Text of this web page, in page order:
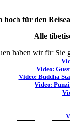
hoch für den
Alle
haben wir für Sie
Video:
Video: Buddha
Video: